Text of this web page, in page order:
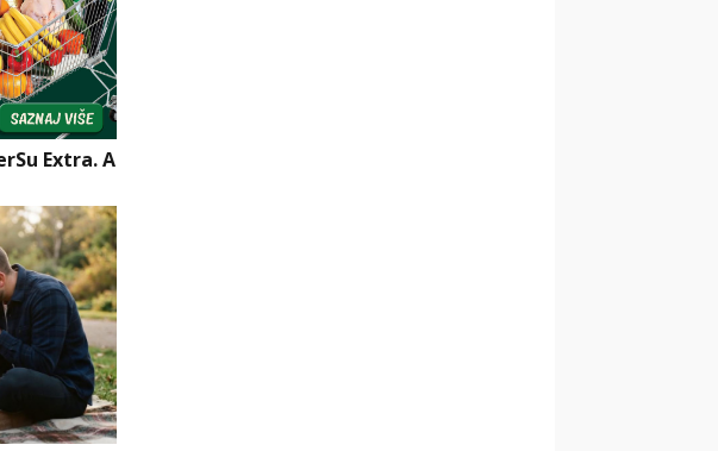
Extra. A